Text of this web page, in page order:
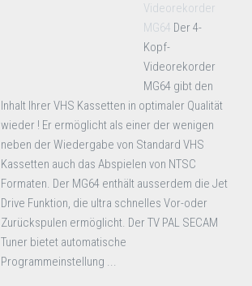
Videorekorder
MG64 Der 4-
Kopf-
Videorekorder
MG64 gibt den
Inhalt Ihrer VHS Kassetten in optimaler Qualität
wieder ! Er ermöglicht als einer der wenigen
neben der Wiedergabe von Standard VHS
Kassetten auch das Abspielen von NTSC
Formaten. Der MG64 enthält ausserdem die Jet
Drive Funktion, die ultra schnelles Vor-oder
Zurückspulen ermöglicht. Der TV PAL SECAM
Tuner bietet automatische
Programmeinstellung ...